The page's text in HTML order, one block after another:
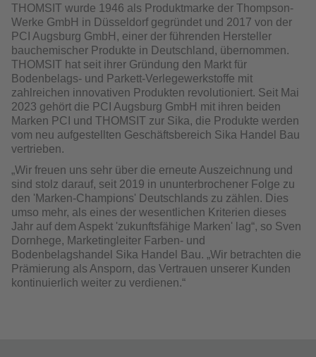
THOMSIT wurde 1946 als Produktmarke der Thompson-
Werke GmbH in Düsseldorf gegründet und 2017 von der
PCI Augsburg GmbH, einer der führenden Hersteller
bauchemischer Produkte in Deutschland, übernommen.
THOMSIT hat seit ihrer Gründung den Markt für
Bodenbelags- und Parkett-Verlegewerkstoffe mit
zahlreichen innovativen Produkten revolutioniert. Seit Mai
2023 gehört die PCI Augsburg GmbH mit ihren beiden
Marken PCI und THOMSIT zur Sika, die Produkte werden
vom neu aufgestellten Geschäftsbereich Sika Handel Bau
vertrieben.
„Wir freuen uns sehr über die erneute Auszeichnung und
sind stolz darauf, seit 2019 in ununterbrochener Folge zu
den 'Marken-Champions' Deutschlands zu zählen. Dies
umso mehr, als eines der wesentlichen Kriterien dieses
Jahr auf dem Aspekt 'zukunftsfähige Marken' lag“, so Sven
Dornhege, Marketingleiter Farben- und
Bodenbelagshandel Sika Handel Bau. „Wir betrachten die
Prämierung als Ansporn, das Vertrauen unserer Kunden
kontinuierlich weiter zu verdienen.“